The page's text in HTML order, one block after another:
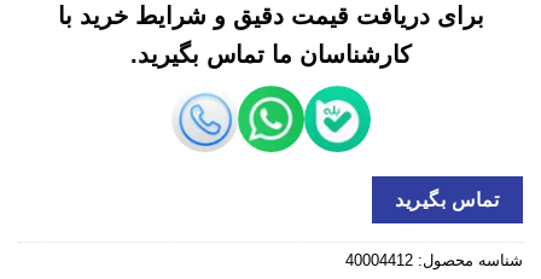
برای دریافت قیمت دقیق و شرایط خرید با
کارشناسان ما تماس بگیرید.
تماس بگیرید
شناسه محصول: 40004412